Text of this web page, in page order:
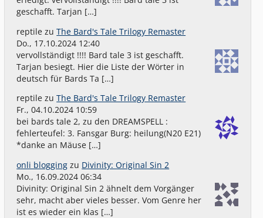
geschafft. Tarjan […]
reptile zuThe Bard's Tale Trilogy Remaster
Do., 17.10.2024 12:40
vervollständigt !!!! Bard tale 3 ist geschafft.
Tarjan besiegt. Hier die Liste der Wörter in
deutsch für Bards Ta […]
reptile zuThe Bard's Tale Trilogy Remaster
Fr., 04.10.2024 10:59
bei bards tale 2, zu den DREAMSPELL :
fehlerteufel: 3. Fansgar Burg: heilung(N20 E21)
*danke an Mäuse […]
onli blogging zu Divinity: Original Sin 2
Mo., 16.09.2024 06:34
Divinity: Original Sin 2 ähnelt dem Vorgänger
sehr, macht aber vieles besser. Vom Genre her
ist es wieder ein klas […]